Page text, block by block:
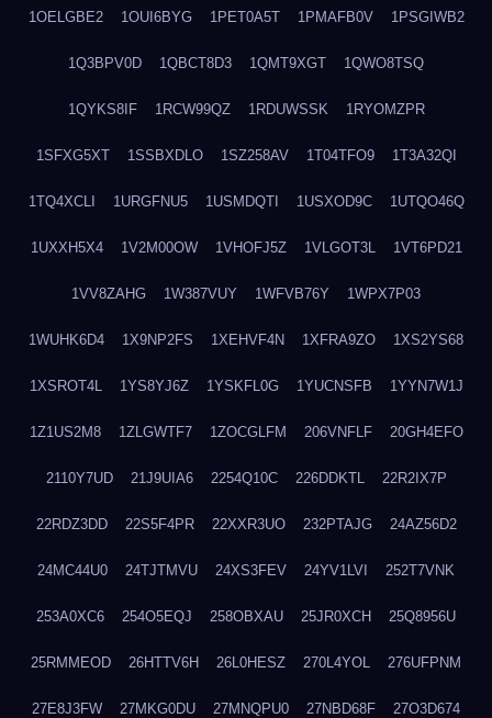
1OELGBE2 1OUI6BYG 1PET0A5T 1PMAFB0V 1PSGIWB2
1Q3BPV0D 1QBCT8D3 1QMT9XGT 1QWO8TSQ
1QYKS8IF 1RCW99QZ 1RDUWSSK 1RYOMZPR
1SFXG5XT 1SSBXDLO 1SZ258AV 1T04TFO9 1T3A32QI
1TQ4XCLI 1URGFNU5 1USMDQTI 1USXOD9C 1UTQO46Q
1UXXH5X4 1V2M00OW 1VHOFJ5Z 1VLGOT3L 1VT6PD21
1VV8ZAHG 1W387VUY 1WFVB76Y 1WPX7P03
1WUHK6D4 1X9NP2FS 1XEHVF4N 1XFRA9ZO 1XS2YS68
1XSROT4L 1YS8YJ6Z 1YSKFL0G 1YUCNSFB 1YYN7W1J
1Z1US2M8 1ZLGWTF7 1ZOCGLFM 206VNFLF 20GH4EFO
2110Y7UD 21J9UIA6 2254Q10C 226DDKTL 22R2IX7P
22RDZ3DD 22S5F4PR 22XXR3UO 232PTAJG 24AZ56D2
24MC44U0 24TJTMVU 24XS3FEV 24YV1LVI 252T7VNK
253A0XC6 254O5EQJ 258OBXAU 25JR0XCH 25Q8956U
25RMMEOD 26HTTV6H 26L0HESZ 270L4YOL 276UFPNM
27E8J3FW 27MKG0DU 27MNQPU0 27NBD68F 27O3D674